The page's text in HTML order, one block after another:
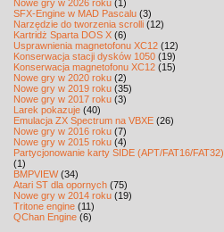
Nowe gry w 2026 roku (1)
SFX-Engine w MAD Pascalu (3)
Narzędzie do tworzenia scrolli (12)
Kartridż Sparta DOS X (6)
Usprawnienia magnetofonu XC12 (12)
Konserwacja stacji dysków 1050 (19)
Konserwacja magnetofonu XC12 (15)
Nowe gry w 2020 roku (2)
Nowe gry w 2019 roku (35)
Nowe gry w 2017 roku (3)
Larek pokazuje (40)
Emulacja ZX Spectrum na VBXE (26)
Nowe gry w 2016 roku (7)
Nowe gry w 2015 roku (4)
Partycjonowanie karty SIDE (APT/FAT16/FAT32)
(1)
BMPVIEW(34)
Atari ST dla opornych (75)
Nowe gry w 2014 roku (19)
Tritone engine (11)
QChan Engine (6)